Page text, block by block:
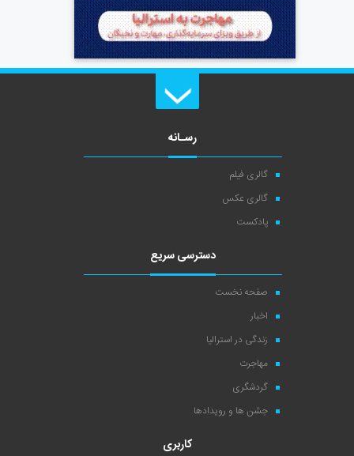
رسـانه
گالری فیلم
گالری عکس
پادکست
دسترسی سریع
صفحه نخست
اخبار
زندگی در استرالیا
مهاجرت
گردشگری
جشن ها و رویدادها
کاربری